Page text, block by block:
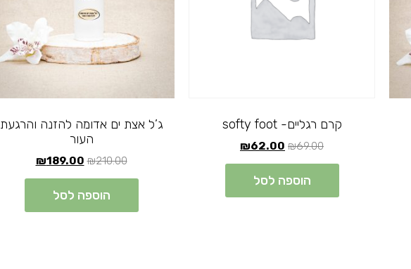
קרם רגליים- softy foot
₪69.00
₪62.00
הוספה לסל
ג’ל אצת ים אדומה להזנה והרגעת
העור
₪210.00
₪189.00
הוספה לסל